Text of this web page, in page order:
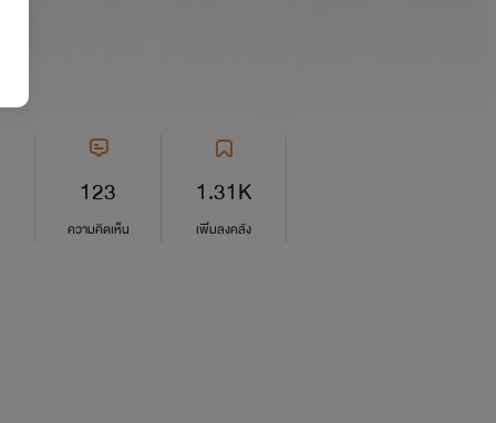
123
ความคิดเห็น
1.31K
เพิ่มลงคลัง